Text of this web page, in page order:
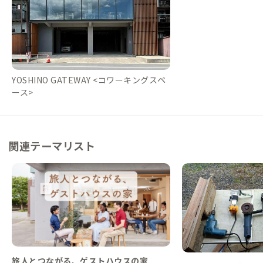
YOSHINO GATEWAY <コワーキングスペ
ース>
関連テーマリスト
旅人とつながる、ゲストハウスの家